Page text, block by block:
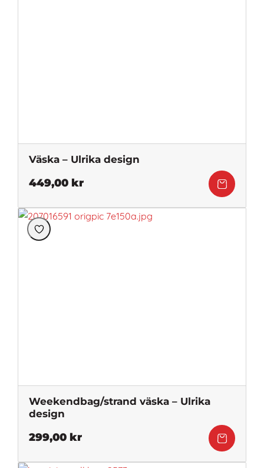
Väska – Ulrika design
449,00 kr
Weekendbag/strand väska – Ulrika
design
299,00 kr